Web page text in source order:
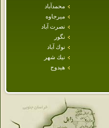
محمدآباد
ميرجاوه
نصرت آباد
نگور
نوك آباد
نيك شهر
هيدوج